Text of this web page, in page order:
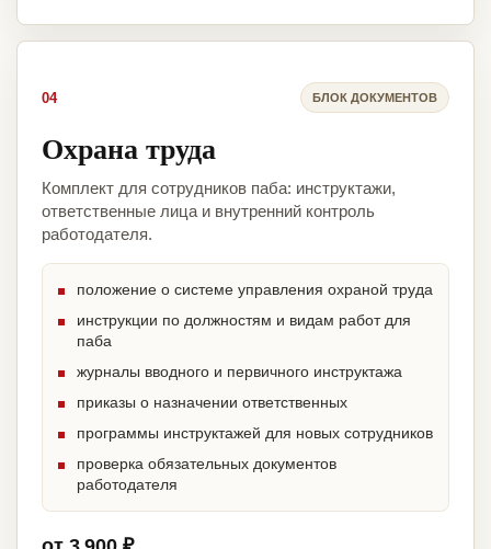
04 БЛОК ДОКУМЕНТОВ
Охрана труда
Комплект для сотрудников паба: инструктажи,
ответственные лица и внутренний контроль
работодателя.
положение о системе управления охраной труда
инструкции по должностям и видам работ для
паба
журналы вводного и первичного инструктажа
приказы о назначении ответственных
программы инструктажей для новых сотрудников
проверка обязательных документов
работодателя